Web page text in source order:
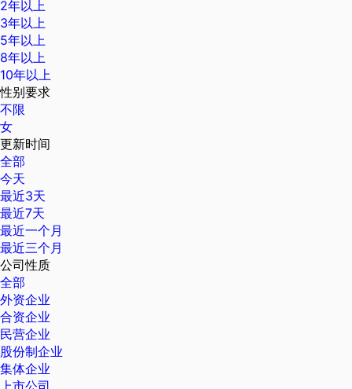
2年以上
3年以上
5年以上
8年以上
10年以上
性别要求
不限
女
更新时间
全部
今天
最近3天
最近7天
最近一个月
最近三个月
公司性质
全部
外资企业
合资企业
民营企业
股份制企业
集体企业
上市公司